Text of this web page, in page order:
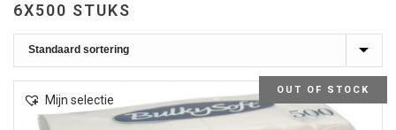
6X500 STUKS
OUT OF STOCK
Mijn selectie